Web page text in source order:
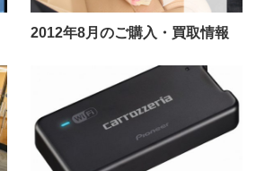
2012年8月のご購入・買取情報